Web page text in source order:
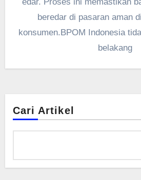
beredar di pasaran aman
konsumen.BPOM Indonesia
belakang
Cari Artikel